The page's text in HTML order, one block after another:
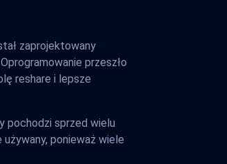
zaprojektowany
przeszło
reshare i lepsze
pochodzi sprzed wielu
ponieważ wiele